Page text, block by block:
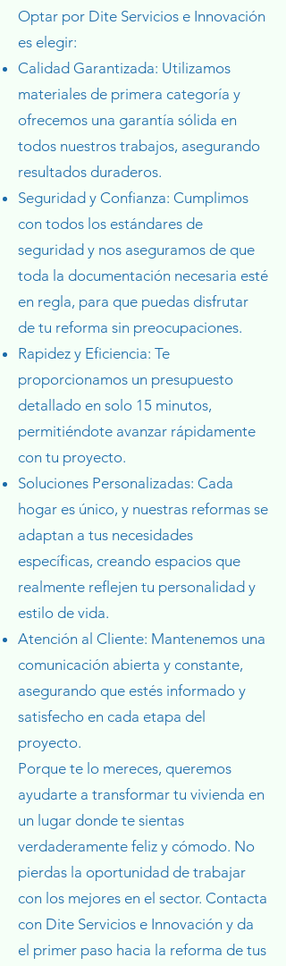
Optar por Dite Servicios e Innovación
es elegir:
Calidad Garantizada: Utilizamos
materiales de primera categoría y
ofrecemos una garantía sólida en
todos nuestros trabajos, asegurando
resultados duraderos.
Seguridad y Confianza: Cumplimos
con todos los estándares de
seguridad y nos aseguramos de que
toda la documentación necesaria esté
en regla, para que puedas disfrutar
de tu reforma sin preocupaciones.
Rapidez y Eficiencia: Te
proporcionamos un presupuesto
detallado en solo 15 minutos,
permitiéndote avanzar rápidamente
con tu proyecto.
Soluciones Personalizadas: Cada
hogar es único, y nuestras reformas se
adaptan a tus necesidades
específicas, creando espacios que
realmente reflejen tu personalidad y
estilo de vida.
Atención al Cliente: Mantenemos una
comunicación abierta y constante,
asegurando que estés informado y
satisfecho en cada etapa del
proyecto.
Porque te lo mereces, queremos
ayudarte a transformar tu vivienda en
un lugar donde te sientas
verdaderamente feliz y cómodo. No
pierdas la oportunidad de trabajar
con los mejores en el sector. Contacta
con Dite Servicios e Innovación y da
el primer paso hacia la reforma de tus